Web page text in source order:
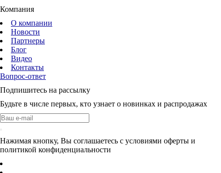
Компания
О компании
Новости
Партнеры
Блог
Видео
Контакты
Вопрос-ответ
Подпишитесь на рассылку
Будьте в числе первых, кто узнает о новинках и распродажах
Нажимая кнопку, Вы соглашаетесь с условиями оферты и
политикой конфиденциальности